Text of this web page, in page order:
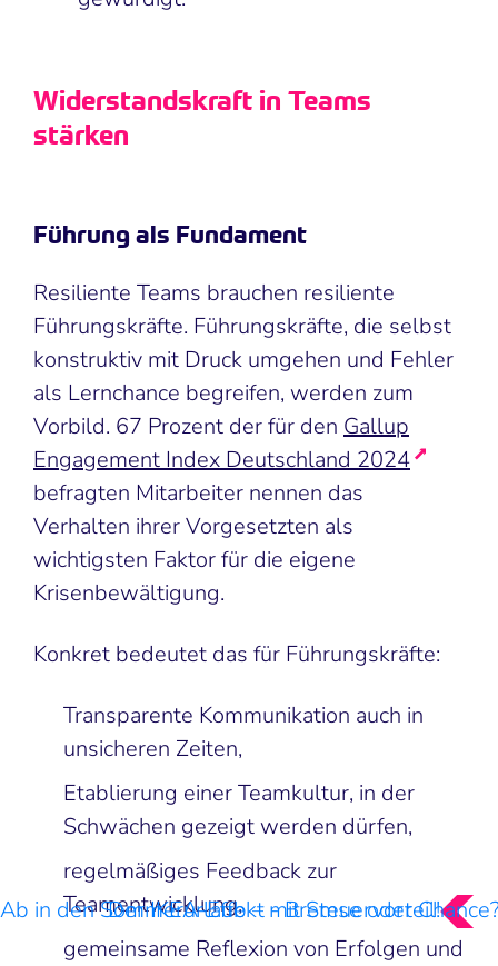
Widerstandskraft in Teams
stärken
Führung als Fundament
Resiliente Teams brauchen resiliente
Führungskräfte. Führungskräfte, die selbst
konstruktiv mit Druck umgehen und Fehler
als Lernchance begreifen, werden zum
Vorbild. 67 Prozent der für den Gallup
Engagement Index Deutschland 2024
befragten Mitarbeiter nennen das
Verhalten ihrer Vorgesetzten als
wichtigsten Faktor für die eigene
Krisenbewältigung.
Konkret bedeutet das für Führungskräfte:
Transparente Kommunikation auch in
unsicheren Zeiten,
Etablierung einer Teamkultur, in der
Schwächen gezeigt werden dürfen,
regelmäßiges Feedback zur
Teamentwicklung,
gemeinsame Reflexion von Erfolgen und
Ab in den Sommerurlaub – mit Steuervorteil!
Der IKEA-Effekt - Bremse oder